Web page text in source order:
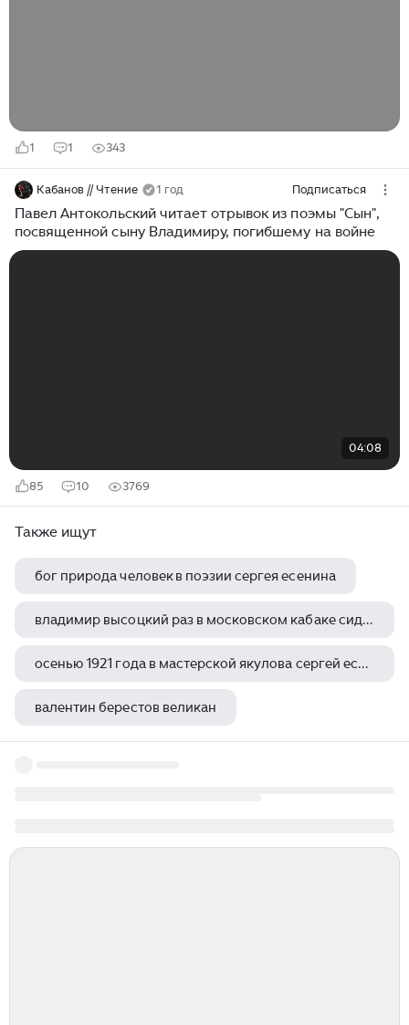
1 1 343
Кабанов // Чтение 1 год Подписаться
Павел Антокольский читает отрывок из поэмы "Сын",
посвященной сыну Владимиру, погибшему на войне
04:08
85 10 3769
Также ищут
бог природа человек в поэзии сергея есенина
владимир высоцкий раз в московском кабаке сидели
осенью 1921 года в мастерской якулова сергей есенин познакомился
валентин берестов великан